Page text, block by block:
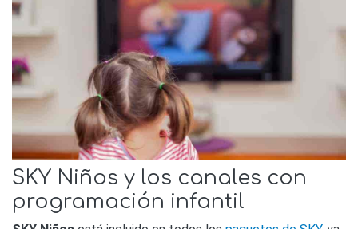
SKY Niños y los canales con
programación infantil